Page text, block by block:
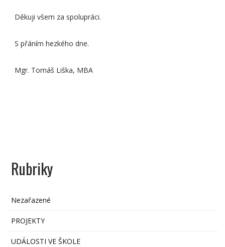
Děkuji všem za spolupráci.
S přáním hezkého dne.
Mgr. Tomáš Liška, MBA
Rubriky
Nezařazené
PROJEKTY
UDÁLOSTI VE ŠKOLE